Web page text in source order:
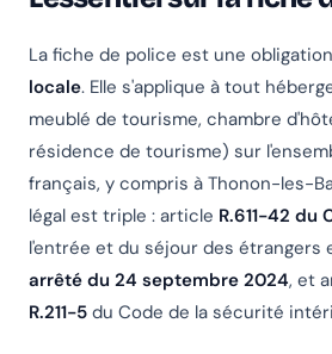
La fiche de police est une obligation
locale. Elle s'applique à tout
meublé de tourisme, chambre
résidence de tourisme) sur
français, y compris à Thonon-les-
légal est triple : article R.611-42 du
l'entrée et du séjour des étrangers
arrêté du 24 septembre 2024, et
R.211-5 du Code de la sécurité